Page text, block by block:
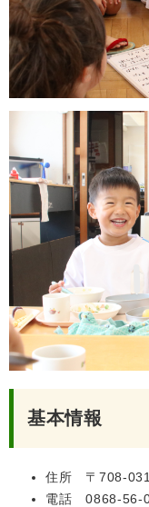
基本情報
住所 〒708-
電話 0868-56-